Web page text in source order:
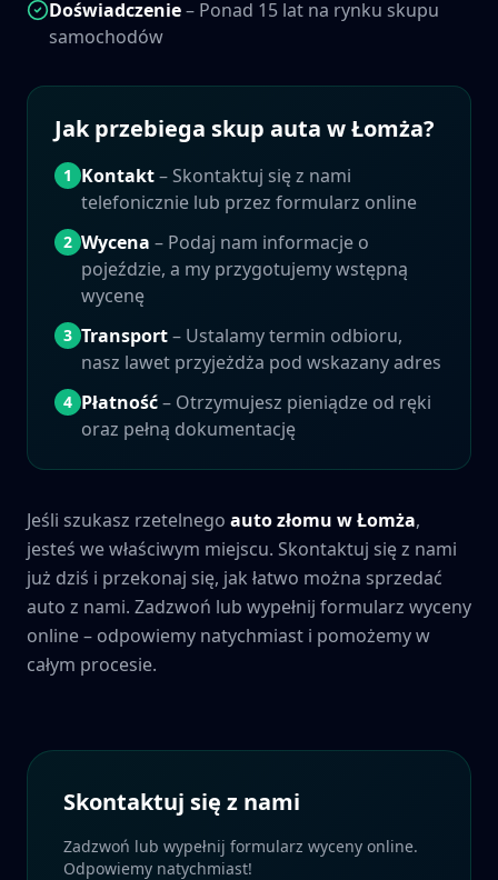
Doświadczenie– Ponad 15 lat na rynku skupu
samochodów
Jak przebiega skup auta wŁomża?
1 Kontakt– Skontaktuj się z nami
telefonicznie lub przez formularz online
2 Wycena – Podaj nam informacje o
pojeździe, a my przygotujemy wstępną
wycenę
3 Transport– Ustalamy termin odbioru,
nasz lawet przyjeżdża pod wskazany adres
4 Płatność– Otrzymujesz pieniądze od ręki
oraz pełną dokumentację
Jeśli szukasz rzetelnego auto złomu wŁomża,
jesteś we właściwym miejscu. Skontaktuj się z nami
już dziś i przekonaj się, jak łatwo można sprzedać
auto z nami. Zadzwoń lub wypełnij formularz wyceny
online – odpowiemy natychmiast i pomożemy w
całym procesie.
Skontaktuj się z nami
Zadzwoń lub wypełnij formularz wyceny online.
Odpowiemy natychmiast!